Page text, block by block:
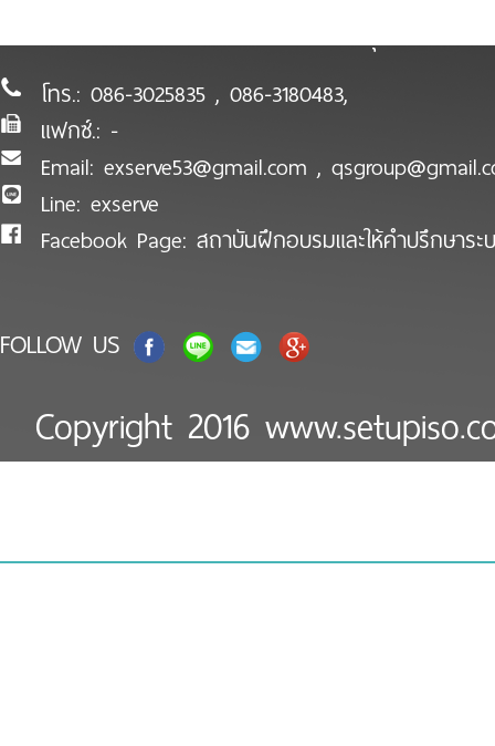
923/70 พ. ถ.เอกชัย ต.มหาชัย อ.เมือง จ.สมุทรสาคร
โทร.: 086-3025835 , 086-3180483,
แฟกซ์.: -
Email: exserve53@gmail.com ,
Line: exserve
Facebook Page: สถาบันฝึกอบรมและให้คำปรึกษาร
FOLLOW US
Copyright 2016